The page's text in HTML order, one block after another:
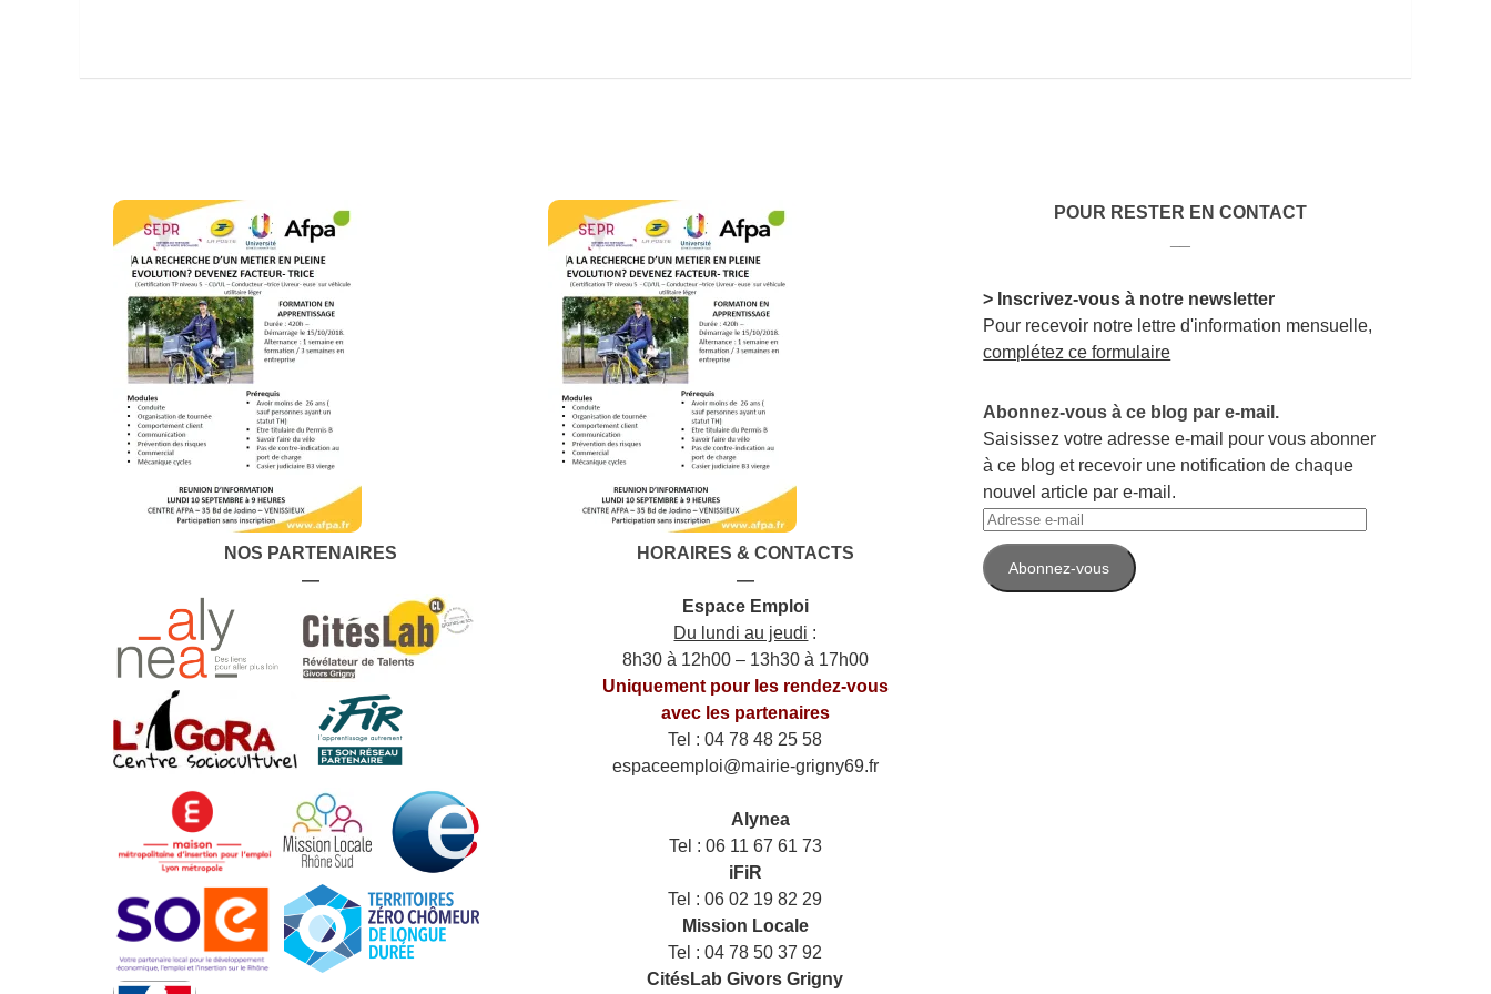
NOS PARTENAIRES
—
HORAIRES & CONTACTS
—
Espace Emploi
Du lundi au jeudi :
8h30 à 12h00 – 13h30 à 17h00
Uniquement pour les rendez-vous
avec les partenaires
Tel : 04 78 48 25 58
espaceemploi@mairie-grigny69.fr
Alynea
Tel : 06 11 67 61 73
iFiR
Tel : 06 02 19 82 29
Mission Locale
Tel : 04 78 50 37 92
CitésLab Givors Grigny
POUR RESTER EN CONTACT
> Inscrivez-vous à notre newsletter
Pour recevoir notre lettre d'information mensuelle,
complétez ce formulaire
Abonnez-vous à ce blog par e-mail.
Saisissez votre adresse e-mail pour vous abonner
à ce blog et recevoir une notification de chaque
nouvel article par e-mail.
Adresse
e-
mailAbonnez-vous